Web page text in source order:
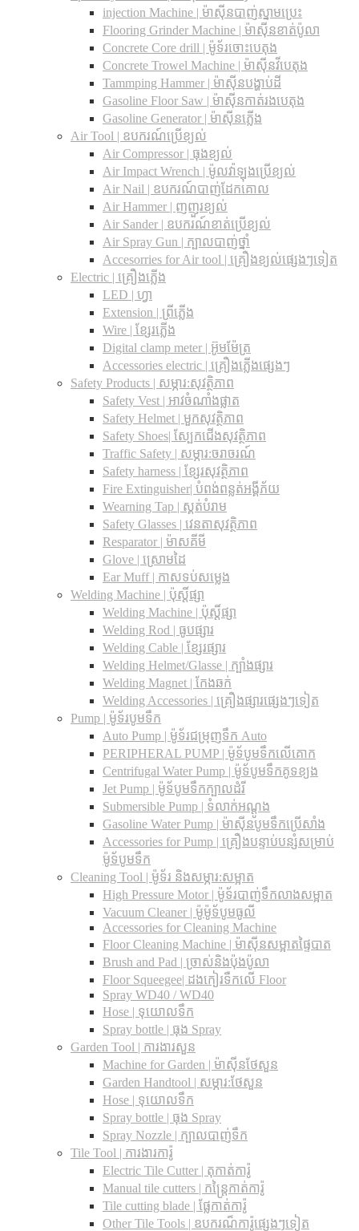
injection Machine | ម៉ាស៊ីនបាញ់ស្នាមប្រេះ
Flooring Grinder Machine | ម៉ាស៊ីនខាត់ប៉ូលា
Concrete Core drill | ម៉ូទ័រចោះបេតុង
Concrete Trowel Machine | ម៉ាស៊ីនវីបេតុង
Tammping Hammer | ម៉ាស៊ីនបង្ហាប់ដី
Gasoline Floor Saw | ម៉ាស៊ីនកាត់រងបេតុង
Gasoline Generator | ម៉ាស៊ីនភ្លើង
Air Tool | ឧបករណ៍ប្រើខ្យល់
Air Compressor | ធុងខ្យល់
Air Impact Wrench | ម៉ូលវ៉ាឡុងប្រើខ្យល់
Air Nail | ឧបករណ៍បាញ់ដែកគោល
Air Hammer | ញញួរខ្យល់
Air Sander | ឧបករណ៍ខាត់ប្រើខ្យល់
Air Spray Gun | ក្បាលបាញ់ថ្នាំ
Accesorries for Air tool | គ្រឿងខ្យល់ផ្សេងៗទៀត
Electric | គ្រឿងភ្លើង
LED | ហ្វា
Extension | ព្រីភ្លើង
Wire | ខ្សែរភ្លើង
Digital clamp meter | អ៊ូមម៉ែត្រ
Accessories electric | គ្រឿងភ្លើងផ្សេងៗ
Safety Products | សម្ភារ:សុវត្ថិភាព
Safety Vest | អាវចំណាំងផ្លាត
Safety Helmet | មួកសុវត្ថិភាព
Safety Shoes| ស្បែកជើងសុវត្ថិភាព
Traffic Safety​ | សម្ភារ:ចរាចរណ៍
Safety harness | ខ្សែរសុវត្ថិភាព
Fire Extinguisher| បំពង់ពន្លត់អង្គីភ័យ
Wearning Tap | ស្គត់បំរាម
Safety Glasses | វេនតាសុវត្ថិភាព
Resparator | ម៉ាសគីមី
Glove | ស្រោមដៃ
Ear Muff | កាសទប់សម្លេង
Welding Machine | ប៉ុស្តិ៍ផ្សា
Welding Machine | ប៉ុស្តិ៍ផ្សា
Welding Rod | ធូបផ្សារ
Welding Cable | ខ្សែរផ្សារ
Welding Helmet/Glasse | ក្បាំងផ្សារ
Welding Magnet | កែងឆក់
Welding Accessories | គ្រឿងផ្សារផ្សេងៗទៀត
Pump | ម៉ូទ័របូមទឹក
Auto Pump | ម៉ូទ័រជម្រុញទឹក Auto
PERIPHERAL PUMP | ម៉ូទ័បូមទឹកលើគោក
Centrifugal Water Pump | ម៉ូទ័បូមទឹកគូទខ្យង
Jet Pump | ម៉ូទ័បូមទឹកក្បាលដំរី
Submersible Pump | ទំលាក់អណ្តូង
Gasoline Water Pump | ម៉ាស៊ីនបូមទឹកប្រើសាំង
Accessories for Pump | គ្រឿងបន្ទាប់បន្សំសម្រាប់
ម៉ូទ័បូមទឹក
Cleaning Tool | ម៉ូទ័រ និងសម្ភារ:សម្អាត
High Pressure Motor | ម៉ូទ័របាញ់ទឹកលាងសម្អាត
Vacuum Cleaner | ម៉ូម៉ូទ័បូមធូលី
Accessories for Cleaning Machine
Floor Cleaning Machine | ម៉ាស៊ីនសម្អាតផ្ទៃបាត
Brush and Pad | ច្រាស់និងប៉ុងប៉ូលា
Floor Squeegee| ដងកៀរទឺកលើ Floor
Spray WD40 / WD40
Hose | ទុយោលទឹក
Spray bottle | ធុង Spray
Garden Tool | ការងារសួន
Machine for Garden | ម៉ាស៊ីនថែសួន
Garden Handtool | សម្ភារ:ថែសួន
Hose | ទុយោលទឹក
Spray bottle | ធុង Spray
Spray Nozzle | ក្បាលបាញ់ទឹក
Tile Tool | ការងារការ៉ូ
Electric Tile Cutter | តុកាត់ការ៉ូ
Manual tile cutters | កន្ត្រៃកាត់ការ៉ូ
Tile cutting blade | ផ្លែកាត់ការ៉ូ
Other Tile Tools | ឧបករណ៏ការ៉ូផ្សេងៗទៀត